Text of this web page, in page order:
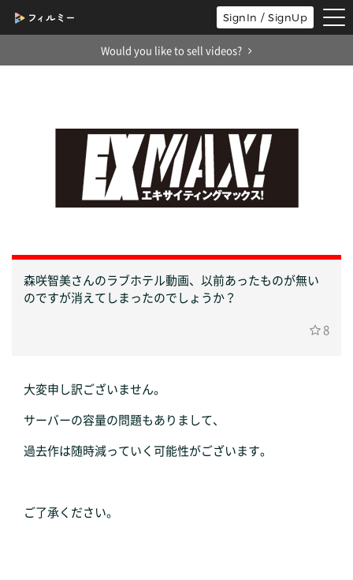
SignIn / SignUp
Would you like to sell videos?
森咲智美さんのラブホテル動画、以前あったものが無い
のですが消えてしまったのでしょうか？
8
大変申し訳ございません。
サーバーの容量の問題もありまして、
過去作は随時減っていく可能性がございます。
ご了承ください。